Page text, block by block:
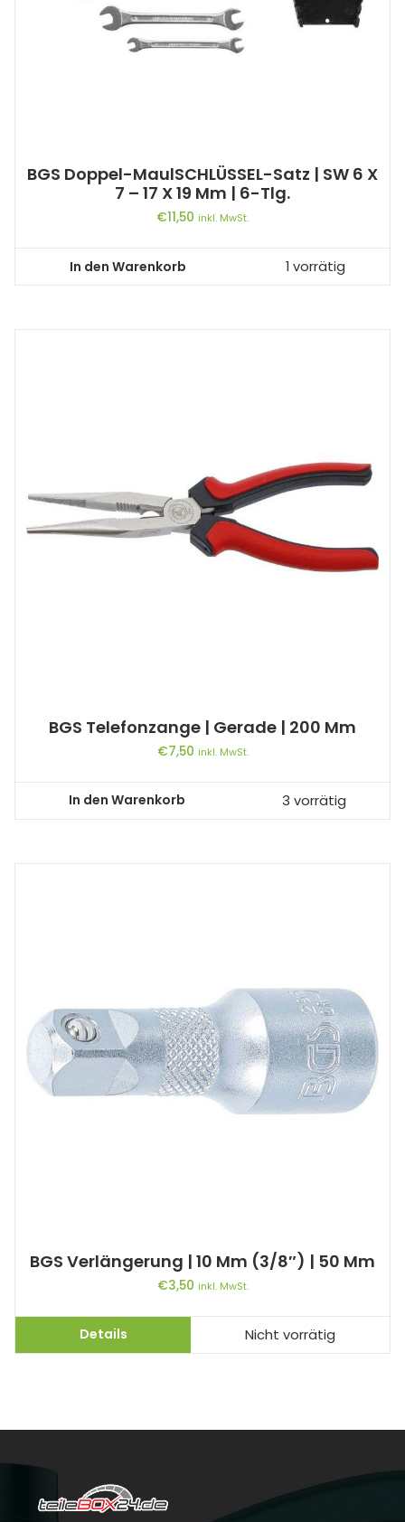
BGS Doppel-MaulSCHLÜSSEL-Satz | SW 6 X
7 – 17 X 19 Mm | 6-Tlg.
€11,50 inkl. MwSt.
In den Warenkorb 1 vorrätig
BGS Telefonzange | Gerade | 200 Mm
€7,50 inkl. MwSt.
In den Warenkorb 3 vorrätig
BGS Verlängerung | 10 Mm (3/8″) | 50 Mm
€3,50 inkl. MwSt.
Details Nicht vorrätig